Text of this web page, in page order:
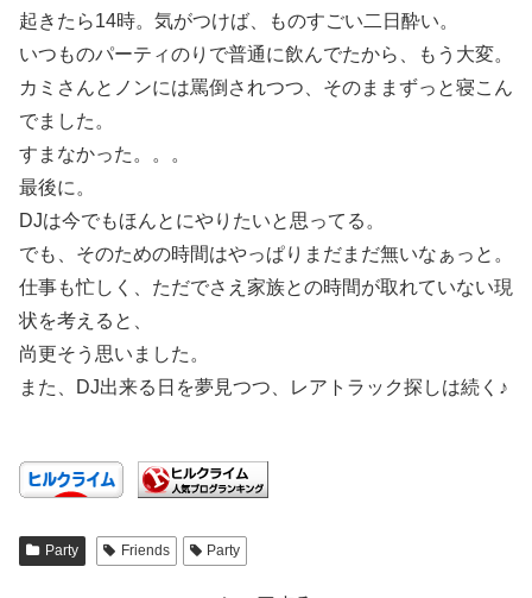
起きたら14時。気がつけば、ものすごい二日酔い。
いつものパーティのりで普通に飲んでたから、もう大変。
カミさんとノンには罵倒されつつ、そのままずっと寝こん
でました。
すまなかった。。。
最後に。
DJは今でもほんとにやりたいと思ってる。
でも、そのための時間はやっぱりまだまだ無いなぁっと。
仕事も忙しく、ただでさえ家族との時間が取れていない現
状を考えると、
尚更そう思いました。
また、DJ出来る日を夢見つつ、レアトラック探しは続く♪
Party Friends Party